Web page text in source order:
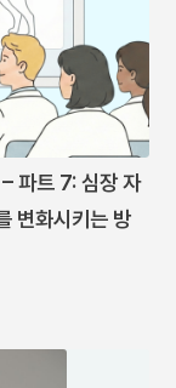
파트 7: 심장 자
변화시키는 방